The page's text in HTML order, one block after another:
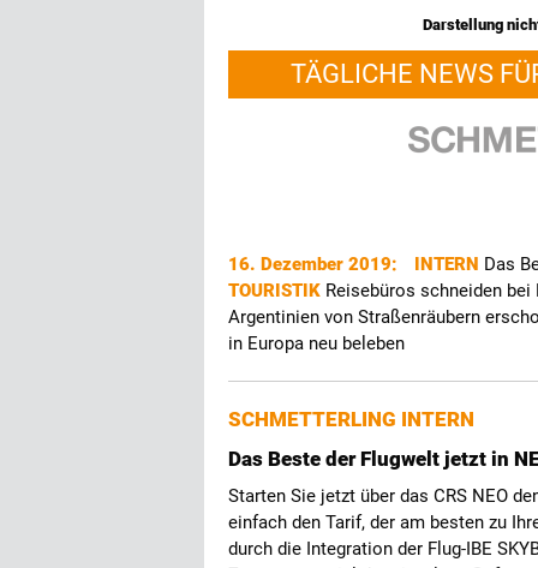
Darstellung
TÄGLICHE NEWS
16. Dezember 2019: INTERN Das
TOURISTIK Reisebüros schneiden
Argentinien von Straßenräubern
in Europa neu beleben
SCHMETTERLING INTERN
Das Beste der Flugwelt jetzt in
Starten Sie jetzt über das CRS NEO
einfach den Tarif, der am besten zu
durch die Integration der Flug-IBE